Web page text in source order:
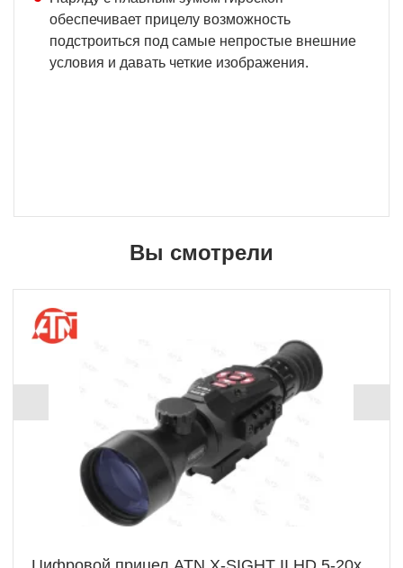
обеспечивает прицелу возможность
подстроиться под самые непростые внешние
условия и давать четкие изображения.
Вы смотрели